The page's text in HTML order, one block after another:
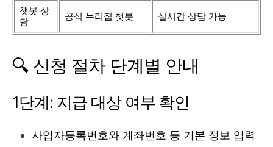
챗봇 상
담
공식 누리집 챗봇 실시간 상담 가능
🔍 신청 절차 단계별 안내
1단계: 지급 대상 여부 확인
사업자등록번호와 계좌번호 등 기본 정보 입력